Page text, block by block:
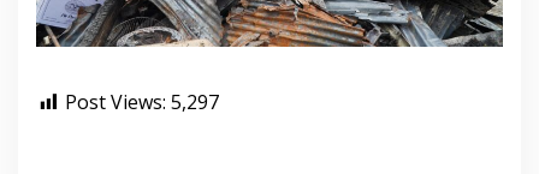
Post Views: 5,297